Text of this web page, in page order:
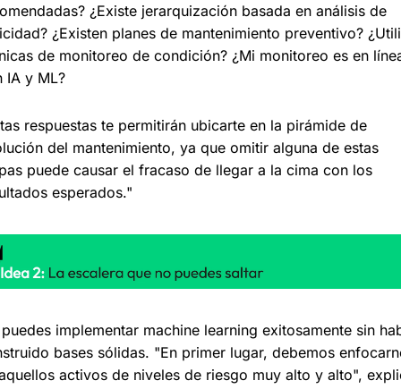
¿Existe jerarquización basada en análisis de
¿Existen planes de mantenimiento preventivo?
de monitoreo de condición? ¿Mi monitoreo es en
IA y ML?
respuestas te permitirán ubicarte en la pirámide de
del mantenimiento, ya que omitir alguna de estas
puede causar el fracaso de llegar a la cima con los
esperados."
implementar machine learning exitosamente sin
bases sólidas. "En primer lugar, debemos
activos de niveles de riesgo muy alto y alto",